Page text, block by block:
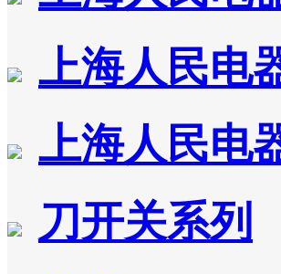
上海人民电
上海人民电
刀开关系列